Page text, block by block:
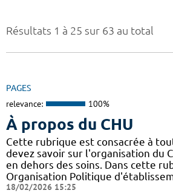
Résultats 1 à 25 sur 63 au total
PAGES
relevance: 100%
À propos du CHU
Cette rubrique est consacrée à
devez savoir sur l'organisation du
en dehors des soins. Dans cette
Organisation Politique
18/02/2026 15:25